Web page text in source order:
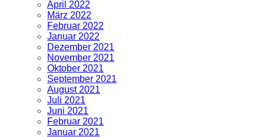
April 2022
März 2022
Februar 2022
Januar 2022
Dezember 2021
November 2021
Oktober 2021
September 2021
August 2021
Juli 2021
Juni 2021
Februar 2021
Januar 2021